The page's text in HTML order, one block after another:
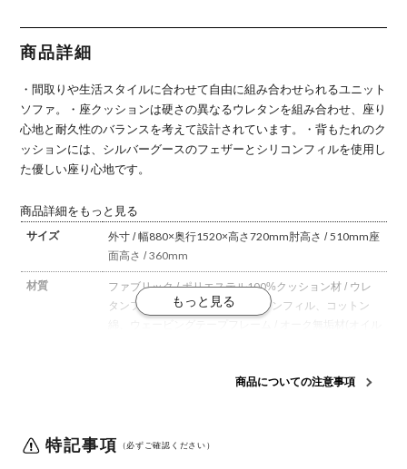
ング 組み合
わせソファ
カバーリン
イド 組み合
商品詳細
・間取りや生活スタイルに合わせて自由に組み合わせられるユニット
ソファ。
・座クッションは硬さの異なるウレタンを組み合わせ、座り
心地と耐久性のバランスを考えて設計されています。
・背もたれのク
ッションには、シルバーグースのフェザーとシリコンフィルを使用し
た優しい座り心地です。
商品詳細をもっと見る
サイズ
外寸 / 幅880×奥行1520×高さ720mm肘高さ / 510mm座
面高さ / 360mm
材質 ファブリック / ポリエステル100% クッション材 / ウレ
タンフォーム、フェザー、シリコンフィル、コットン
梱包重量 34kg
商品についての注意事項
特記事項 （必ずご確認ください）